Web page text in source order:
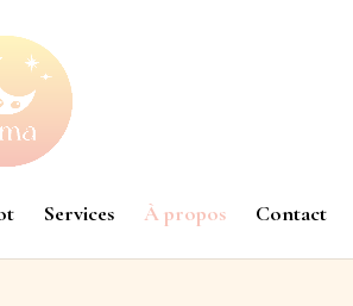
Services À propos Contact